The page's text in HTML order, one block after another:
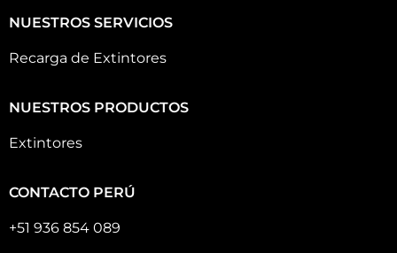
NUESTROS SERVICIOS
Recarga de Extintores
NUESTROS PRODUCTOS
Extintores
CONTACTO PERÚ
+51 936 854 089